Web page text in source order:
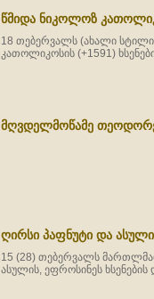
წმიდა ნიკოლოზ
18 თებერვალს (ახალი
კათოლიკოსის (+1591)
მღვდელმოწამე
ღირსი პაფნუტი და
15 (28) თებერვალს
ასულის, ეფროსინეს ხსენების